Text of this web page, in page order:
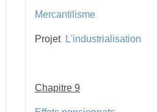
Mercantilisme
Projet L'industrialisation
Chapitre 9